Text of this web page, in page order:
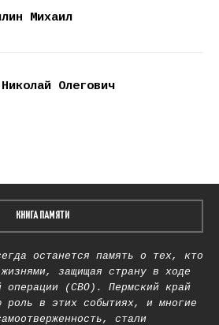
Михаил
Олегович
КНИГА ПАМЯТИ
останется память о тех, кто
защищая страну в ходе
операции (СВО). Пермский край
роль в этих событиях, и многие
стали